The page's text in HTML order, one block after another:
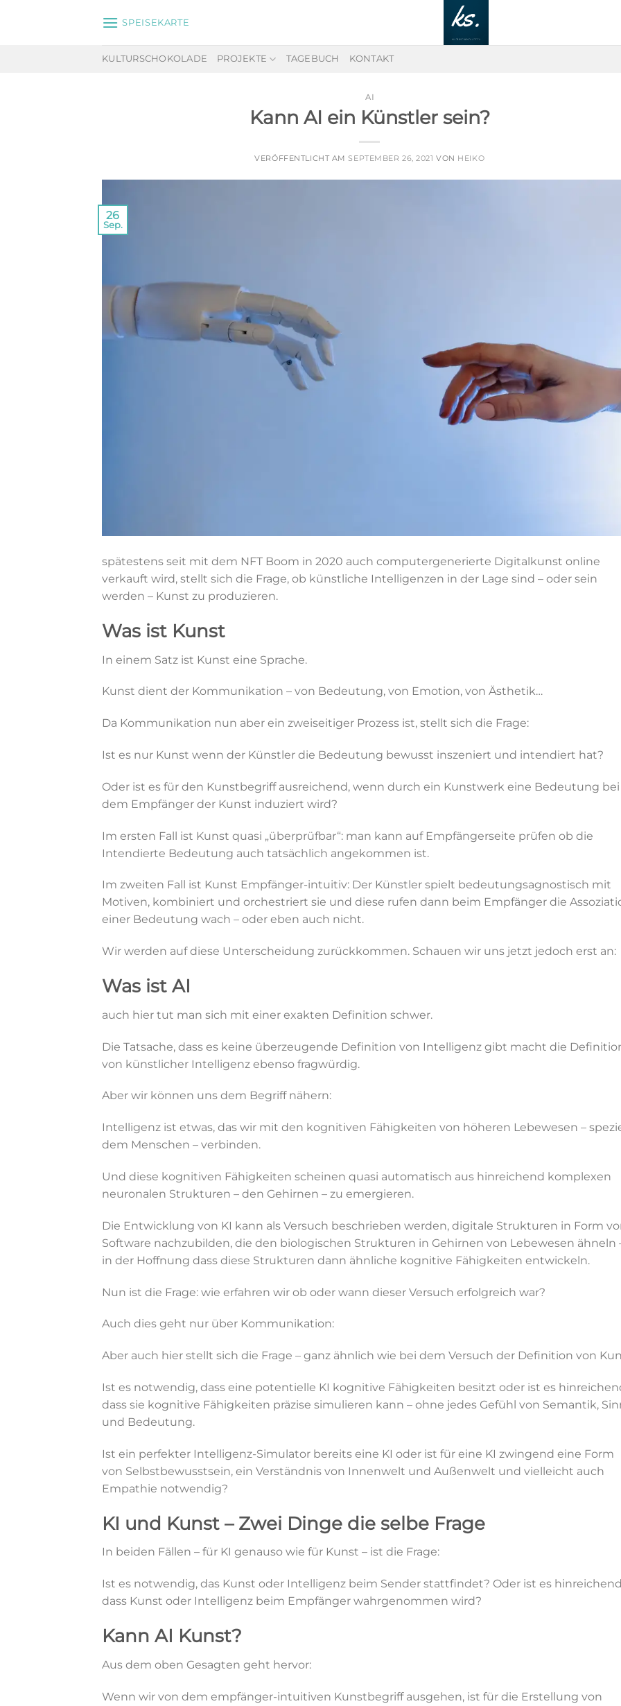
SPEISEKARTE
KULTURSCHOKOLADE PROJEKTE TAGEBUCH KONTAKT
AI
Kann AI ein Künstler sein?
VERÖFFENTLICHT AMSEPTEMBER 26, 2021 VON HEIKO
26
Sep.
spätestens seit mit dem NFT Boom in 2020 auch computergenerierte Digitalkunst online
verkauft wird, stellt sich die Frage, ob künstliche Intelligenzen in der Lage sind – oder sein
werden – Kunst zu produzieren.
Was ist Kunst
In einem Satz ist Kunst eine Sprache.
Kunst dient der Kommunikation – von Bedeutung, von Emotion, von Ästhetik…
Da Kommunikation nun aber ein zweiseitiger Prozess ist, stellt sich die Frage:
Ist es nur Kunst wenn der Künstler die Bedeutung bewusst inszeniert und intendiert hat?
Oder ist es für den Kunstbegriff ausreichend, wenn durch ein Kunstwerk eine Bedeutung bei
dem Empfänger der Kunst induziert wird?
Im ersten Fall ist Kunst quasi „überprüfbar“: man kann auf Empfängerseite prüfen ob die
Intendierte Bedeutung auch tatsächlich angekommen ist.
Im zweiten Fall ist Kunst Empfänger-intuitiv: Der Künstler spielt bedeutungsagnostisch mit
Motiven, kombiniert und orchestriert sie und diese rufen dann beim Empfänger die
einer Bedeutung wach – oder eben auch nicht.
Wir werden auf diese Unterscheidung zurückkommen. Schauen wir uns jetzt jedoch erst an:
Was ist AI
auch hier tut man sich mit einer exakten Definition schwer.
Die Tatsache, dass es keine überzeugende Definition von Intelligenz gibt macht die
von künstlicher Intelligenz ebenso fragwürdig.
Aber wir können uns dem Begriff nähern:
Intelligenz ist etwas, das wir mit den kognitiven Fähigkeiten von höheren Lebewesen –
dem Menschen – verbinden.
Und diese kognitiven Fähigkeiten scheinen quasi automatisch aus hinreichend komplexen
neuronalen Strukturen – den Gehirnen – zu emergieren.
Die Entwicklung von KI kann als Versuch beschrieben werden, digitale Strukturen in Form
Software nachzubilden, die den biologischen Strukturen in Gehirnen von Lebewesen ähneln
in der Hoffnung dass diese Strukturen dann ähnliche kognitive Fähigkeiten entwickeln.
Nun ist die Frage: wie erfahren wir ob oder wann dieser Versuch erfolgreich war?
Auch dies geht nur über Kommunikation:
Aber auch hier stellt sich die Frage – ganz ähnlich wie bei dem Versuch der Definition von
Ist es notwendig, dass eine potentielle KI kognitive Fähigkeiten besitzt oder ist es
dass sie kognitive Fähigkeiten präzise simulieren kann – ohne jedes Gefühl von Semantik,
und Bedeutung.
Ist ein perfekter Intelligenz-Simulator bereits eine KI oder ist für eine KI zwingend eine Form
von Selbstbewusstsein, ein Verständnis von Innenwelt und Außenwelt und vielleicht auch
Empathie notwendig?
KI und Kunst – Zwei Dinge die selbe Frage
In beiden Fällen – für KI genauso wie für Kunst – ist die Frage:
Ist es notwendig, das Kunst oder Intelligenz beim Sender stattfindet? Oder ist es
dass Kunst oder Intelligenz beim Empfänger wahrgenommen wird?
Kann AI Kunst?
Aus dem oben Gesagten geht hervor:
Wenn wir von dem empfänger-intuitiven Kunstbegriff ausgehen, ist für die Erstellung von